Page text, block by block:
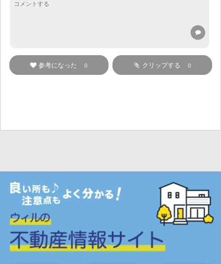
クリップする 0
参考になった 0